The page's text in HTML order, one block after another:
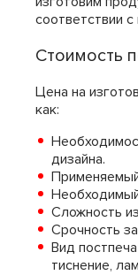
соответствии
Стоимость
Цена на
как:
дизайна.
Сложность
Срочность
Вид
тиснение,